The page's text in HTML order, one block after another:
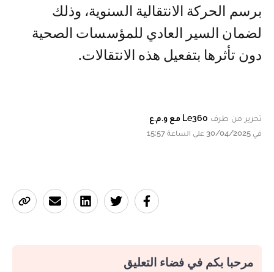
برسم الحركة الانتقالية السنوية، وذلك
لضمان السير العادي للمؤسسات الصحية
دون تأثرها بتفعيل هذه الانتقالات.
تحرير من طرف Le360 مع و.م.ع
في 30/04/2025 على الساعة 15:57
مرحبا بكم في فضاء التعليق